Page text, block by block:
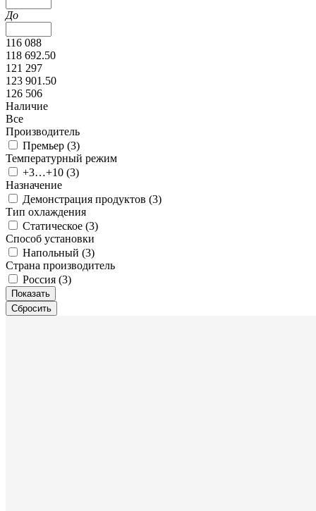
До
116 088
118 692.50
121 297
123 901.50
126 506
Наличие
Все
Производитель
Премьер (3)
Температурный режим
+3…+10 (3)
Назначение
Демонстрация продуктов (3)
Тип охлаждения
Статическое (3)
Способ установки
Напольный (3)
Страна производитель
Россия (3)